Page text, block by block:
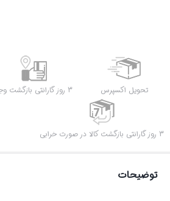
تحویل اکسپرس 3 روز گارانتی بازگشت وجه
3 روز گارانتی بازگشت کالا در صورت خرابی
توضیحات